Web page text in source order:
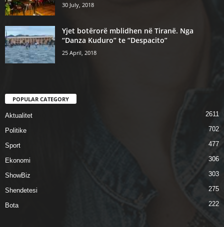
30 July, 2018
Yjet botërorë mblidhen në Tiranë. Nga
“Danza Kuduro” te “Despacito”
25 April, 2018
POPULAR CATEGORY
Aktualitet 2611
Politike 702
Sport 477
Ekonomi 306
ShowBiz 303
Shendetesi 275
Bota 222